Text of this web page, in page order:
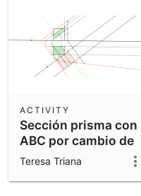
Sección prisma con
ABC por cambio de
plano
ACTIVITY
Teresa Triana